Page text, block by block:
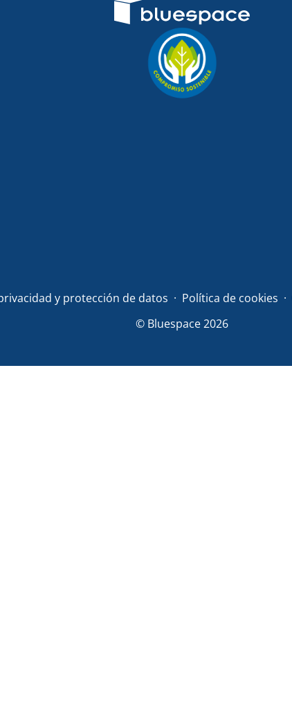
© Bluespace 2026
y protección de datos Política de cookies